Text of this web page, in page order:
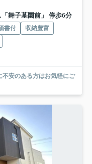
舞子墓園前」 停歩6分
書付
収納豊富
安のある方はお気軽にご